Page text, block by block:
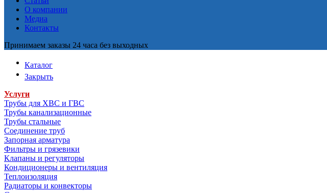
О компании
Медиа
Контакты
Принимаем заказы 24 часа без выходных
Каталог
Закрыть
Услуги
Трубы для ХВС и ГВС
Трубы канализационные
Трубы стальные
Соединение труб
Запорная арматура
Фильтры и грязевики
Клапаны и регуляторы
Кондиционеры и вентиляция
Теплоизоляция
Радиаторы и конвекторы